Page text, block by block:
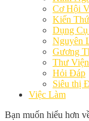
Cơ Hội
Kiến
Dụng
Nguyên
Gương
Thư
Hỏi Đáp
Siêu thị
Việc Làm
Bạn muốn hiểu hơn